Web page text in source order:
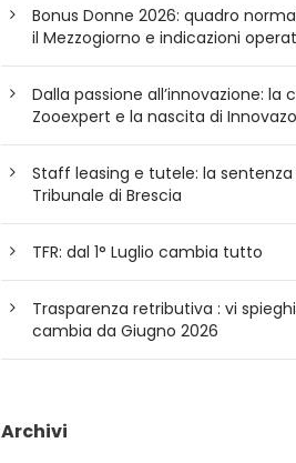
Bonus Donne 2026: quadro
il Mezzogiorno e indicazioni
Dalla passione all’innovazione: la
Zooexpert e la nascita di
Staff leasing e tutele: la sentenza
Tribunale di Brescia
TFR: dal 1° Luglio cambia tutto
Trasparenza retributiva : vi
cambia da Giugno 2026
Archivi